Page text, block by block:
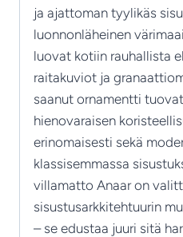
ja ajattoman tyylikäs
luonnonläheinen
luovat kotiin rauhallista
raitakuviot ja
saanut ornamentti
hienovaraisen
erinomaisesti sekä
klassisemmassa
villamatto Anaar on
sisustusarkkitehtuurin
– se edustaa juuri sitä